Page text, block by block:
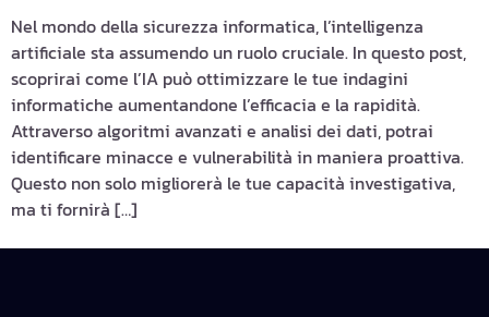
Nel mondo della sicurezza informatica, l’intelligenza
artificiale sta assumendo un ruolo cruciale. In questo post,
scoprirai come l’IA può ottimizzare le tue indagini
informatiche aumentandone l’efficacia e la rapidità.
Attraverso algoritmi avanzati e analisi dei dati, potrai
identificare minacce e vulnerabilità in maniera proattiva.
Questo non solo migliorerà le tue capacità investigativa,
ma ti fornirà […]